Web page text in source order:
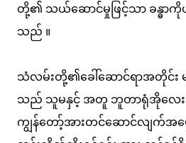
တို့၏ သယ်ဆောင်မှုဖြင့်သာ ခန္ဓာ
သည် ။
သံလမ်းတို့၏ခေါ်ဆောင်ရာအတိုင်း မ
သည် သူမနှင့် အတူ ဘူတာရုံအိုလေးအာ
ကျွန်တော့်အားတင်ဆောင်လျက်